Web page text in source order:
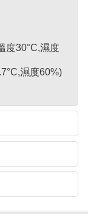
度30°C,濕度
濕度60%)